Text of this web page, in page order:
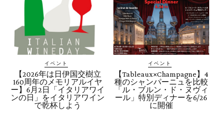
イベント
【2026年は日伊国交樹立
160周年のメモリアルイヤ
ー】6月2日「イタリアワイ
ンの日」をイタリアワイン
で乾杯しよう
イベント
【Tableaux×Champagne】4
種のシャンパーニュを比較
「ル・ブルン・ド・ヌヴィ
ール」特別ディナーを6/26
に開催